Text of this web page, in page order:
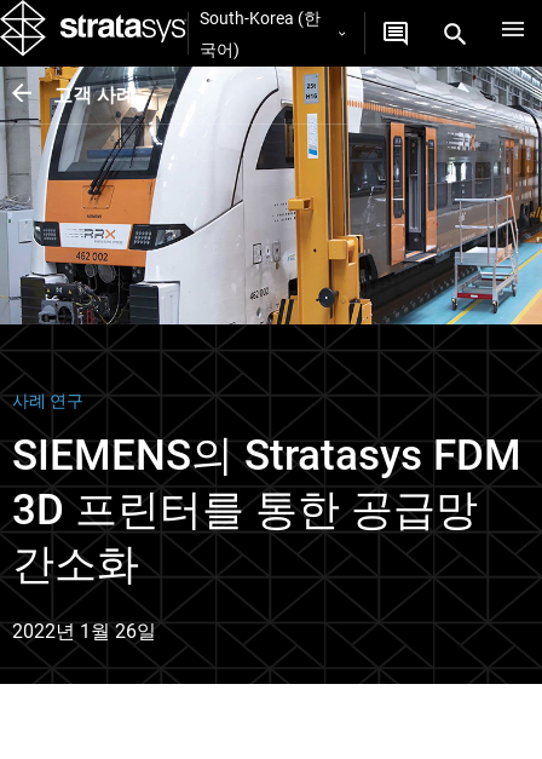
South-Korea (한
국어)
고객 사례
사례 연구
SIEMENS의 Stratasys FDM
3D 프린터를 통한 공급망
간소화
2022년 1월 26일